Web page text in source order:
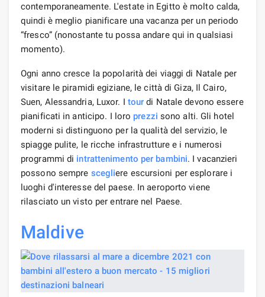
contemporaneamente. L'estate in Egitto è molto calda,
quindi è meglio pianificare una vacanza per un periodo
“fresco” (nonostante tu possa andare qui in qualsiasi
momento).
Ogni anno cresce la popolarità dei viaggi di Natale per
visitare le piramidi egiziane, le città di Giza, Il Cairo,
Suen, Alessandria, Luxor. I tour di Natale devono essere
pianificati in anticipo. I loro prezzi sono alti. Gli hotel
moderni si distinguono per la qualità del servizio, le
spiagge pulite, le ricche infrastrutture e i numerosi
programmi di intrattenimento per bambini. I vacanzieri
possono sempre scegliere escursioni per esplorare i
luoghi d'interesse del paese. In aeroporto viene
rilasciato un visto per entrare nel Paese.
Maldive